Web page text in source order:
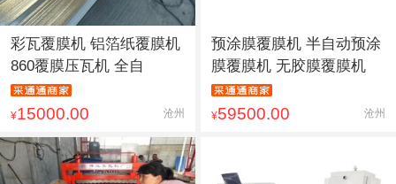
彩瓦覆膜机 铝箔纸覆膜机
860覆膜压瓦机 全自
¥15000.00 沧州
预涂膜覆膜机 半自动预涂
膜覆膜机 无胶膜覆膜机
¥59500.00 沧州